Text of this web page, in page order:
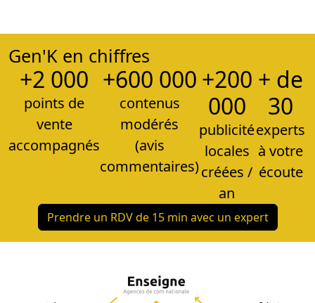
Gen'K en chiffres
+2 000
points de
vente
accompagnés
+600 000
contenus
modérés
(avis
commentaires)
+200
000
publicité
locales
créées /
an
+ de
30
experts
à votre
écoute
Prendre un RDV de 15 min avec un expert